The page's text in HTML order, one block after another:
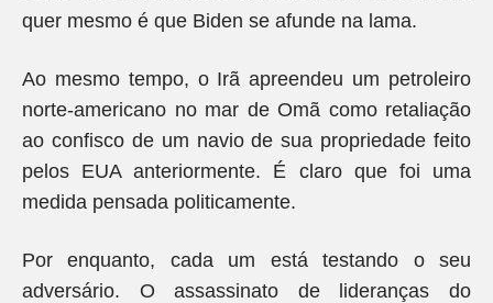
quer mesmo é que Biden se afunde na lama.
Ao mesmo tempo, o Irã apreendeu um petroleiro
norte-americano no mar de Omã como retaliação
ao confisco de um navio de sua propriedade feito
pelos EUA anteriormente. É claro que foi uma
medida pensada politicamente.
Por enquanto, cada um está testando o seu
adversário. O assassinato de lideranças do